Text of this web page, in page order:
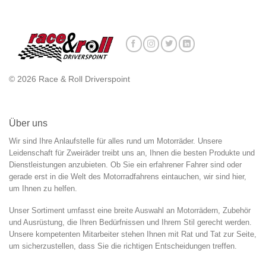
© 2026 Race & Roll Driverspoint
Über uns
Wir sind Ihre Anlaufstelle für alles rund um Motorräder. Unsere
Leidenschaft für Zweiräder treibt uns an, Ihnen die besten Produkte und
Dienstleistungen anzubieten. Ob Sie ein erfahrener Fahrer sind oder
gerade erst in die Welt des Motorradfahrens eintauchen, wir sind hier,
um Ihnen zu helfen.
Unser Sortiment umfasst eine breite Auswahl an Motorrädern, Zubehör
und Ausrüstung, die Ihren Bedürfnissen und Ihrem Stil gerecht werden.
Unsere kompetenten Mitarbeiter stehen Ihnen mit Rat und Tat zur Seite,
um sicherzustellen, dass Sie die richtigen Entscheidungen treffen.